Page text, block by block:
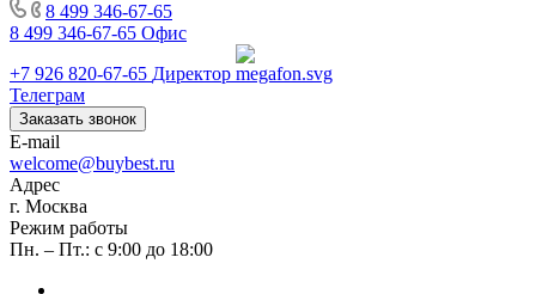
8 499 346-67-65
8 499 346-67-65 Офис
+7 926 820-67-65 Директор
Телеграм
Заказать звонок
E-mail
welcome@buybest.ru
Адрес
г. Москва
Режим работы
Пн. – Пт.: с 9:00 до 18:00